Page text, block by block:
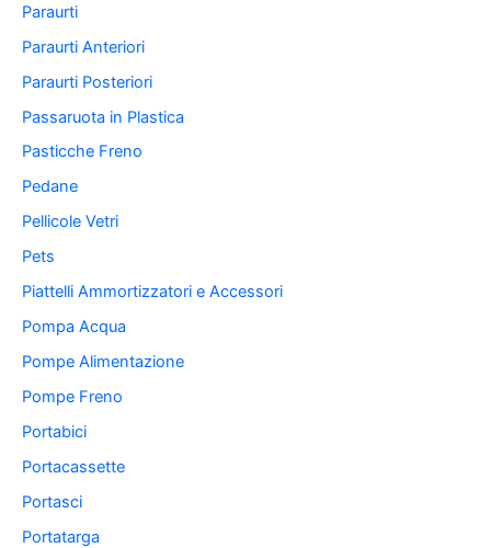
Paraurti
Paraurti Anteriori
Paraurti Posteriori
Passaruota in Plastica
Pasticche Freno
Pedane
Pellicole Vetri
Pets
Piattelli Ammortizzatori e Accessori
Pompa Acqua
Pompe Alimentazione
Pompe Freno
Portabici
Portacassette
Portasci
Portatarga